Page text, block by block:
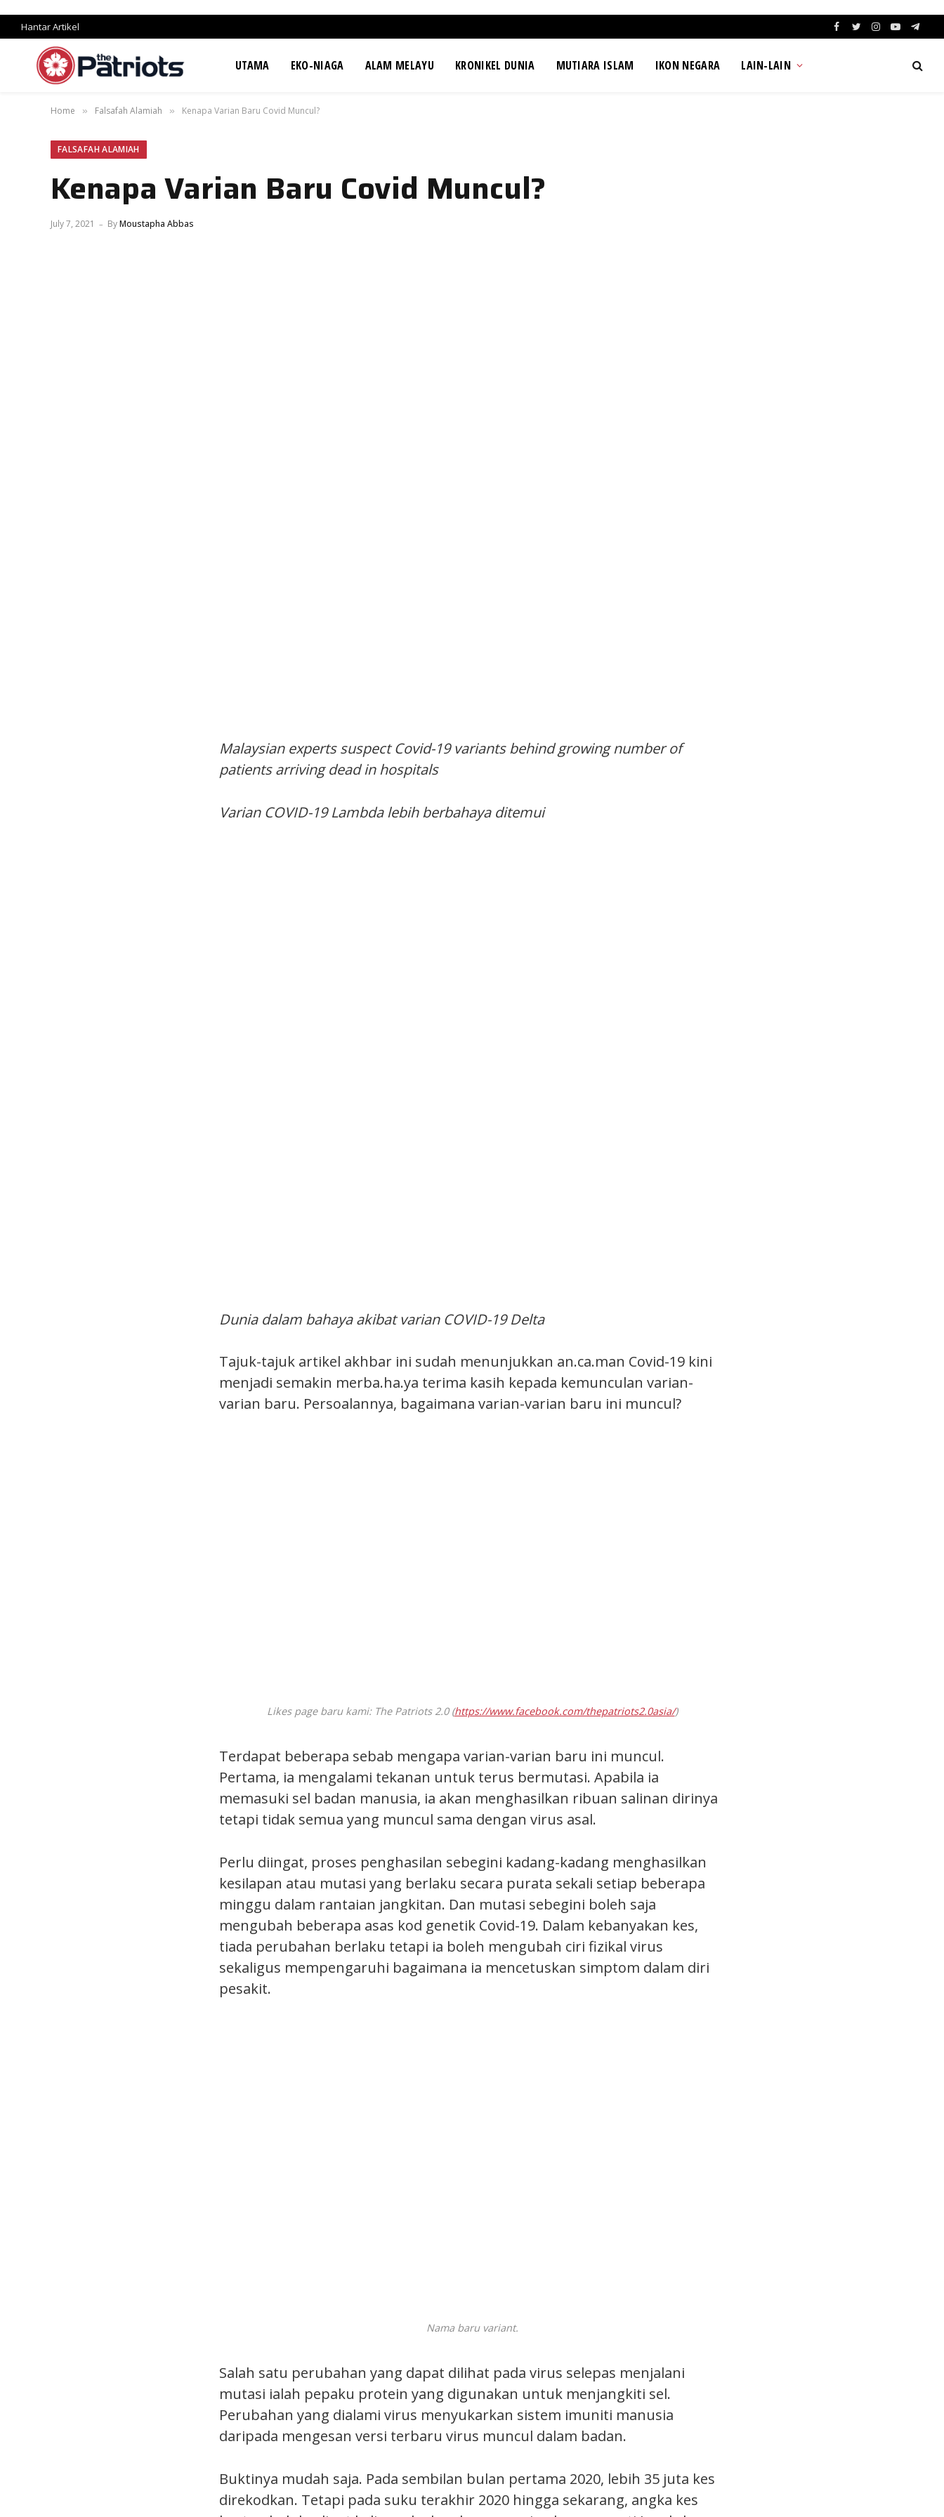
Hantar Artikel Facebook
TwitterInstagram
YouTube
UTAMA EKO-NIAGA ALAM MELAYU KRONIKEL DUNIA MUTIARA ISLAM IKON NEGARA LAIN-LAIN
Home » Falsafah Alamiah » Kenapa Varian Baru Covid Muncul?
FALSAFAH ALAMIAH
Kenapa Varian Baru Covid Muncul?
July 7, 2021 ByMoustapha Abbas
Malaysian experts suspect Covid-19 variants behind growing number of
patients arriving dead in hospitals
Varian COVID-19 Lambda lebih berbahaya ditemui
Dunia dalam bahaya akibat varian COVID-19 Delta
Tajuk-tajuk artikel akhbar ini sudah menunjukkan an.ca.man Covid-19 kini
menjadi semakin merba.ha.ya terima kasih kepada kemunculan varian-
varian baru. Persoalannya, bagaimana varian-varian baru ini muncul?
Likes page baru kami: The Patriots 2.0 (https://www.facebook.com/thepatriots2.0asia/)
Terdapat beberapa sebab mengapa varian-varian baru ini muncul.
Pertama, ia mengalami tekanan untuk terus bermutasi. Apabila ia
memasuki sel badan manusia, ia akan menghasilkan ribuan salinan dirinya
tetapi tidak semua yang muncul sama dengan virus asal.
Perlu diingat, proses penghasilan sebegini kadang-kadang menghasilkan
kesilapan atau mutasi yang berlaku secara purata sekali setiap beberapa
minggu dalam rantaian jangkitan. Dan mutasi sebegini boleh saja
mengubah beberapa asas kod genetik Covid-19. Dalam kebanyakan kes,
tiada perubahan berlaku tetapi ia boleh mengubah ciri fizikal virus
sekaligus mempengaruhi bagaimana ia mencetuskan simptom dalam diri
pesakit.
Nama baru variant.
Salah satu perubahan yang dapat dilihat pada virus selepas menjalani
mutasi ialah pepaku protein yang digunakan untuk menjangkiti sel.
Perubahan yang dialami virus menyukarkan sistem imuniti manusia
daripada mengesan versi terbaru virus muncul dalam badan.
Buktinya mudah saja. Pada sembilan bulan pertama 2020, lebih 35 juta kes
direkodkan. Tetapi pada suku terakhir 2020 hingga sekarang, angka kes